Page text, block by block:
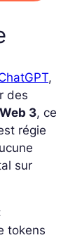
,
des
3, ce
régie
sur
tokens